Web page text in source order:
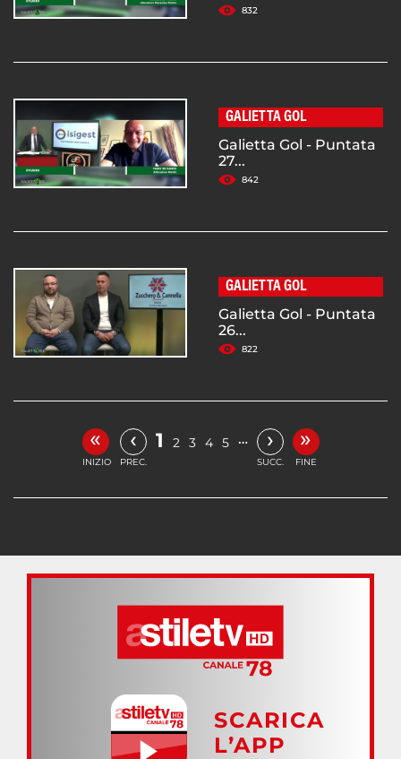
832
GALIETTA GOL
Galietta Gol - Puntata
27...
842
GALIETTA GOL
Galietta Gol - Puntata
26...
822
«
INIZIO
‹
PREC.
1 2 3 4 5 … ›
SUCC.
»
FINE
SCARICA
L’APP